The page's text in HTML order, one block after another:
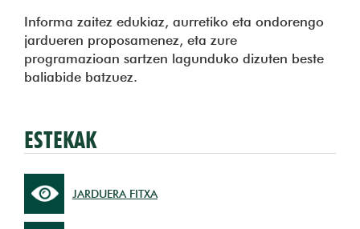
Informa zaitez edukiaz, aurretiko eta ondorengo
jardueren proposamenez, eta zure
programazioan sartzen lagunduko dizuten beste
baliabide batzuez.
ESTEKAK
JARDUERA FITXA